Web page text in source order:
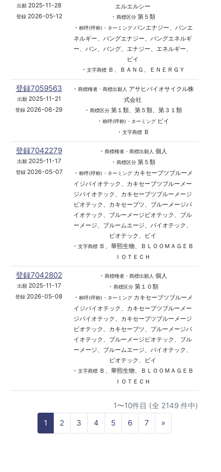
出願2025-11-28
登録2026-05-12
エルエルシー
・ 商標区分第５類
・ 称呼(呼称)・ネーミングバンエナジー、バンエ
ネルギー、バングエナジー、バングエネルギ
ー、バン、バング、エナジー、エネルギー、
ビイ
・ 文字商標Ｂ、ＢＡＮＧ、ＥＮＥＲＧＹ
登録7059563
出願2025-11-21
登録 2026-06-29
・ 商標権者・商標出願人
アサヒバイオサイクル株
式会社
・ 商標区分第１類、第５類、第３１類
・ 称呼(呼称)・ネーミングビイ
・ 文字商標Ｂ
登録7042279
出願2025-11-17
登録2026-05-07
・ 商標権者・商標出願人 個人
・ 商標区分第５類
・ 称呼(呼称)・ネーミングカキセーブツブルーメ
イジバイオテック、カキセーブツブルーメー
ジバイオテック、カキセーブツブルーメージ
ビオテック、カキセーブツ、ブルーメージバ
イオテック、ブルーメージビオテック、ブル
ーメージ、ブルームエージ、バイオテック、
ビオテック、ビイ
・ 文字商標Ｂ、華熙生物、ＢＬＯＯＭＡＧＥＢ
ＩＯＴＥＣＨ
登録7042802
出願2025-11-17
登録 2026-05-08
・ 商標権者・商標出願人 個人
・ 商標区分第１０類
・ 称呼(呼称)・ネーミングカキセーブツブルーメ
イジバイオテック、カキセーブツブルーメー
ジバイオテック、カキセーブツブルーメージ
ビオテック、カキセーブツ、ブルーメージバ
イオテック、ブルーメージビオテック、ブル
ーメージ、ブルームエージ、バイオテック、
ビオテック、ビイ
・ 文字商標Ｂ、華熙生物、ＢＬＯＯＭＡＧＥＢ
ＩＯＴＥＣＨ
1〜10件目 (全 2149 件中)
1
2 3 4 5 6 7 »
e